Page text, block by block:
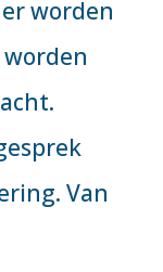
worden
Van